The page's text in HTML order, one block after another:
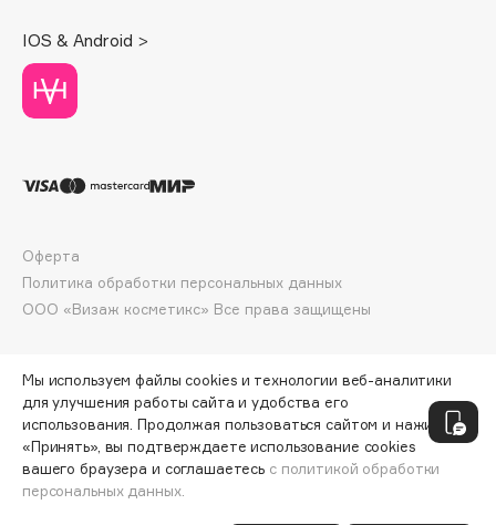
Deonica
Dessange
Dior
DP Daily Perfection
Dr. Vranjes Firenze
Dr.Jart+
DSD de Luxe
Dyson
ДОБАВИТЬ В КОРЗИНУ
IOS & Android >
ООО «Визаж косметикс» Все права защищены
Оферта
Политика обработки персональных данных
Мы используем файлы cookies и технологии веб-аналитики
для улучшения работы сайта и удобства его
использования. Продолжая пользоваться сайтом и нажимая
«Принять», вы подтверждаете использование cookies
вашего браузера и соглашаетесь с политикой обработки
персональных данных.